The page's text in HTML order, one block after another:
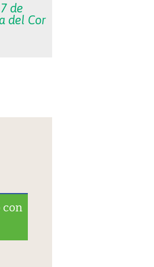
de
del Cor
con